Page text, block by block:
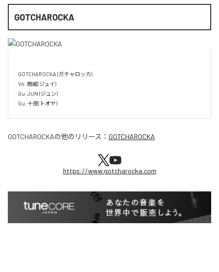
GOTCHAROCKA
GOTCHAROCKA (ガチャロッカ)
Vo. 樹威(ジュイ)
Gu. JUN (ジュン)
GOTCHAROCKAの他のリリース： GOTCHAROCKA
https://www.gotcharocka.com